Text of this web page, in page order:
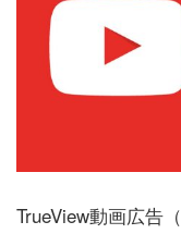
TrueView動画広告